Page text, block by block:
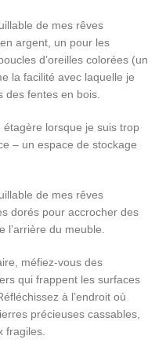
de mes rêves
argent, un pour les
d’oreilles colorées (un
la facilité avec laquelle je
des fentes en bois.
étagère lorsque je suis trop
– un espace de stockage
de mes rêves
dorés pour accrocher des
l’arrière du meuble.
méfiez-vous des
qui frappent les surfaces
à l’endroit où
précieuses cassables,
fragiles.